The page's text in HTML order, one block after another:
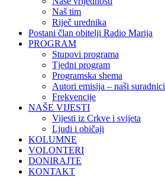
Naš tim
Riječ urednika
Postani član obitelji Radio Marija
PROGRAM
Stupovi programa
Tjedni program
Programska shema
Autori emisija – naši suradnici
Frekvencije
NAŠE VIJESTI
Vijesti iz Crkve i svijeta
Ljudi i običaji
KOLUMNE
VOLONTERI
DONIRAJTE
KONTAKT